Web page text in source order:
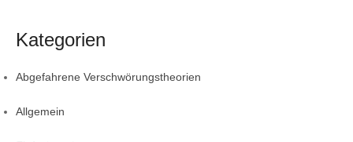
Kategorien
Abgefahrene Verschwörungstheorien
Allgemein